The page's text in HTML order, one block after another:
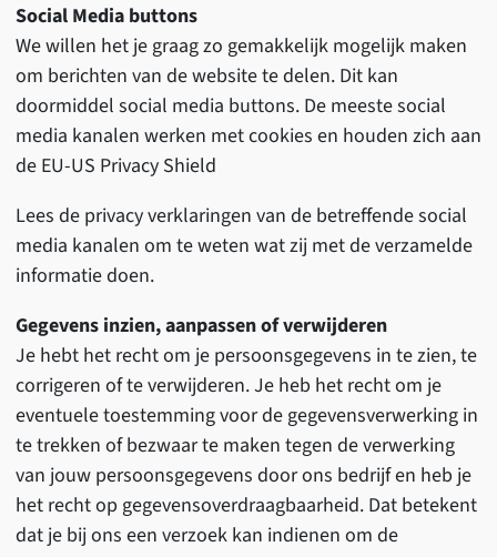
Social Media buttons
We willen het je graag zo gemakkelijk mogelijk maken
om berichten van de website te delen. Dit kan
doormiddel social media buttons. De meeste social
media kanalen werken met cookies en houden zich aan
de EU-US Privacy Shield
Lees de privacy verklaringen van de betreffende social
media kanalen om te weten wat zij met de verzamelde
informatie doen.
Gegevens inzien, aanpassen of verwijderen
Je hebt het recht om je persoonsgegevens in te zien, te
corrigeren of te verwijderen. Je heb het recht om je
eventuele toestemming voor de gegevensverwerking in
te trekken of bezwaar te maken tegen de verwerking
van jouw persoonsgegevens door ons bedrijf en heb je
het recht op gegevensoverdraagbaarheid. Dat betekent
dat je bij ons een verzoek kan indienen om de